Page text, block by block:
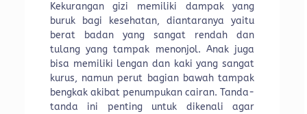
Kekurangan gizi memiliki dampak yang
buruk bagi kesehatan, diantaranya yaitu
berat badan yang sangat rendah dan
tulang yang tampak menonjol. Anak juga
bisa memiliki lengan dan kaki yang sangat
kurus, namun perut bagian bawah tampak
bengkak akibat penumpukan cairan. Tanda-
tanda ini penting untuk dikenali agar